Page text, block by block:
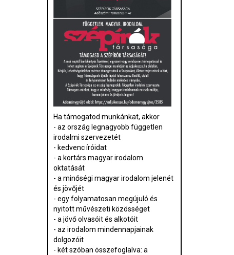
Ha támogatod munkánkat, akkor
- az ország legnagyobb független
irodalmi szervezetét
- kedvenc íróidat
- a kortárs magyar irodalom
oktatását
- a minőségi magyar irodalom jelenét
és jövőjét
- egy folyamatosan megújuló és
nyitott művészeti közösséget
- a jövő olvasóit és alkotóit
- az irodalom mindennapjainak
dolgozóit
- két szóban összefoglalva: a